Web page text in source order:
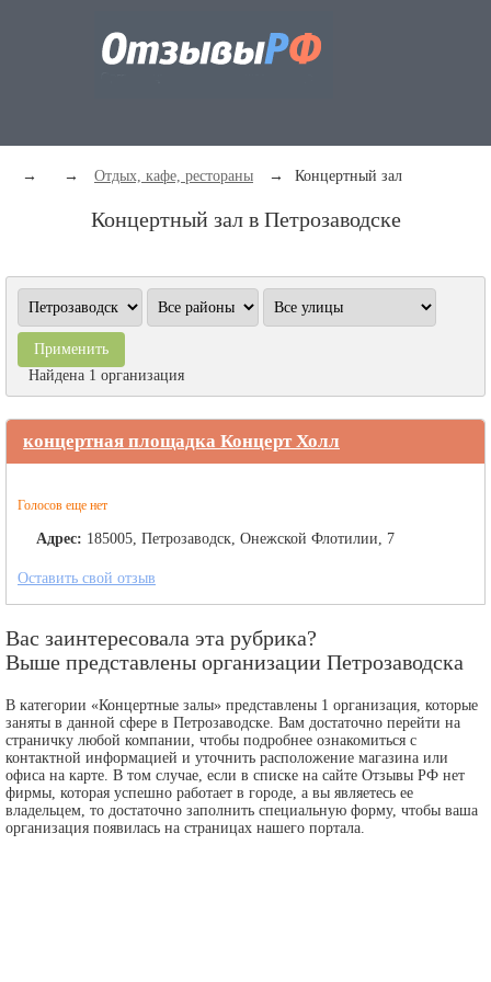
→ → Отдых, кафе, рестораны → Концертный зал
Концертный зал в Петрозаводске
Найдена 1 организация
концертная площадка Концерт Холл
Голосов еще нет
Адрес: 185005, Петрозаводск, Онежской Флотилии, 7
Оставить свой отзыв
Вас заинтересовала эта рубрика?
Выше представлены организации Петрозаводска
В категории «Концертные залы» представлены 1 организация, которые
заняты в данной сфере в Петрозаводске. Вам достаточно перейти на
страничку любой компании, чтобы подробнее ознакомиться с
контактной информацией и уточнить расположение магазина или
офиса на карте. В том случае, если в списке на сайте Отзывы РФ нет
фирмы, которая успешно работает в городе, а вы являетесь ее
владельцем, то достаточно заполнить специальную форму, чтобы ваша
организация появилась на страницах нашего портала.